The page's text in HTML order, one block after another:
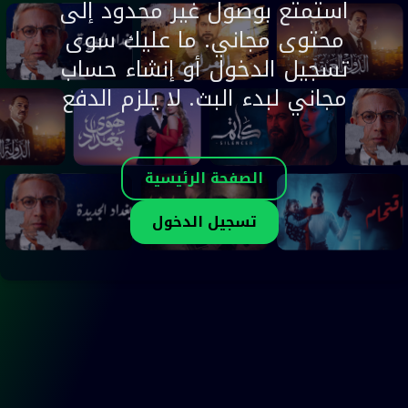
استمتع بوصول غير محدود إلى
محتوى مجاني. ما عليك سوى
تسجيل الدخول أو إنشاء حساب
مجاني لبدء البث. لا يلزم الدفع
الصفحة الرئيسية
تسجيل الدخول